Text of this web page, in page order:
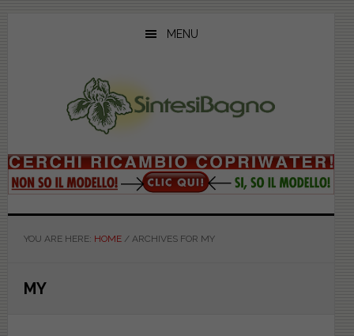
MENU
YOU ARE HERE: HOME /ARCHIVES FOR MY
MY